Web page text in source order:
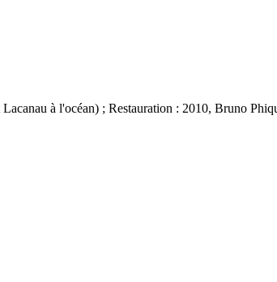
à l'océan) ; Restauration : 2010, Bruno